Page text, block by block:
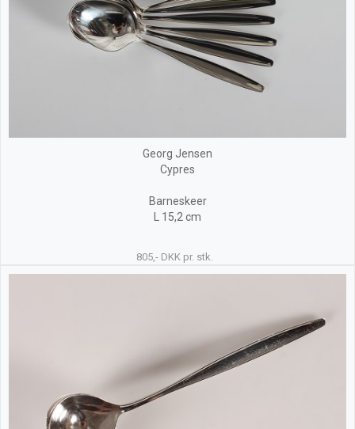
Georg Jensen
Cypres
Barneskeer
L 15,2 cm
805,- DKK pr. stk.